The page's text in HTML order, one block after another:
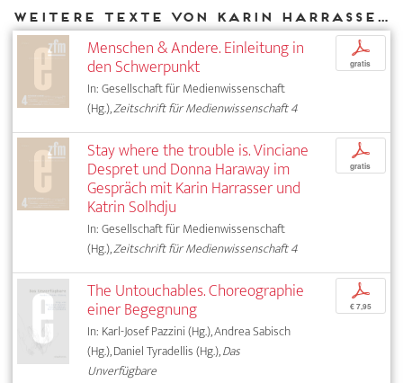
Weitere Texte von Karin Harrasser bei DIAPHANES
Menschen & Andere. Einleitung in
den Schwerpunkt
In: Gesellschaft für Medienwissenschaft
(Hg.),Zeitschrift für Medienwissenschaft 4
p
gratis
Stay where the trouble is. Vinciane
Despret und Donna Haraway im
Gespräch mit Karin Harrasser und
Katrin Solhdju
In: Gesellschaft für Medienwissenschaft
(Hg.),Zeitschrift für Medienwissenschaft 4
p
gratis
The Untouchables. Choreographie
einer Begegnung
In: Karl-Josef Pazzini (Hg.), Andrea Sabisch
(Hg.), Daniel Tyradellis (Hg.),Das
Unverfügbare
p
€ 7,95